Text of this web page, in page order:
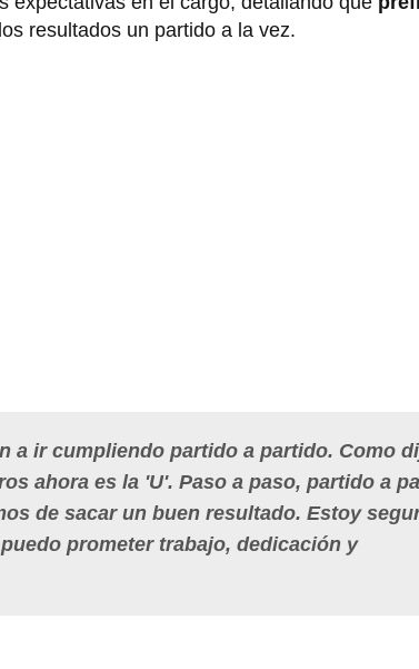
resultados un partido a la vez.
a ir cumpliendo partido a partido. Como
ahora es la 'U'. Paso a paso, partido a
de sacar un buen resultado. Estoy
prometer trabajo, dedicación y